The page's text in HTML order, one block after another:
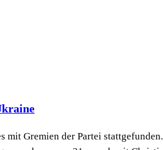
mit Gremien der Partei